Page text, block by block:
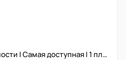
Эксперт по недвижимости | Самая доступная | 1 платёж